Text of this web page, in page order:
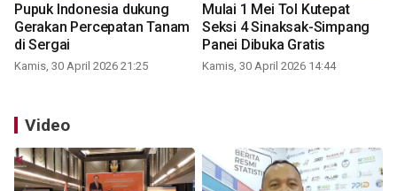
Pupuk Indonesia dukung
Gerakan Percepatan Tanam
di Sergai
Kamis, 30 April 2026 21:25
Mulai 1 Mei Tol Kutepat
Seksi 4 Sinaksak-Simpang
Panei Dibuka Gratis
Kamis, 30 April 2026 14:44
Video